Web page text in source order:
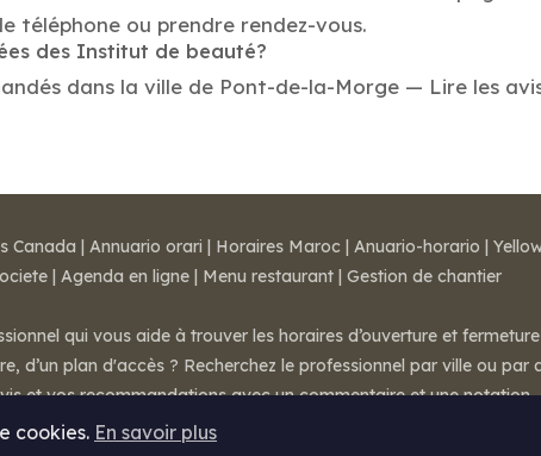
téléphone ou prendre rendez-vous.
des Institut de beauté?
dans la ville de Pont-de-la-Morge — Lire les
cookies. En savoir plus
Canada | Annuario orari | Horaires Maroc | Anuario-horario |
| Agenda en ligne | Menu restaurant | Gestion de chantier
qui vous aide à trouver les horaires d’ouverture et
d’un plan d'accès ? Recherchez le professionnel par ville ou
et vos recommandations avec un commentaire et une notation.